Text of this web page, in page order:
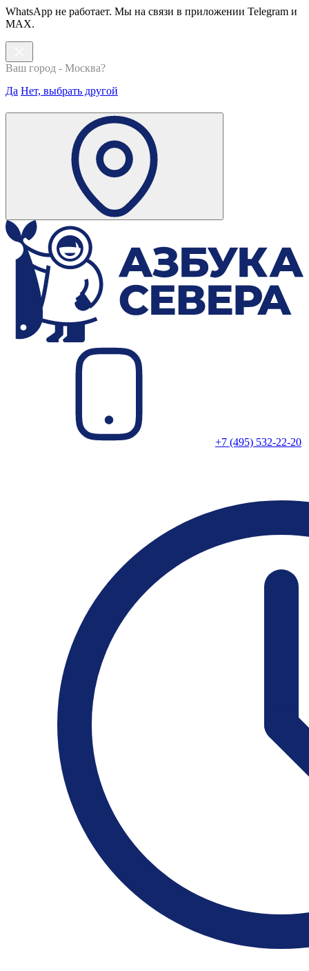
WhatsApp не работает. Мы на связи в приложении Telegram и
MAX.
Ваш город - Москва?
Да Нет, выбрать другой
+7 (495) 532-22-20